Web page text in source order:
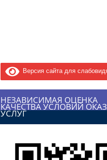
Версия сайта для
НЕЗАВИСИМАЯ ОЦЕНКА
КАЧЕСТВА УСЛОВИЙ
УСЛУГ